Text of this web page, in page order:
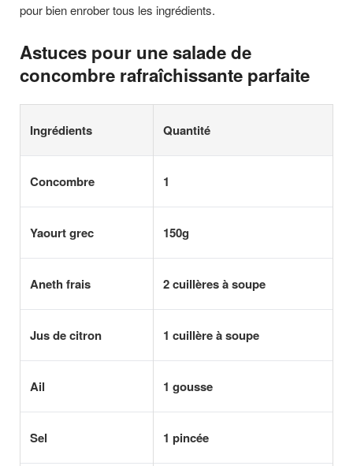
pour bien enrober tous les ingrédients.
Astuces pour une salade de
concombre rafraîchissante parfaite
Ingrédients Quantité
Concombre 1
Yaourt grec 150g
Aneth frais 2 cuillères à soupe
Jus de citron 1 cuillère à soupe
Ail 1 gousse
Sel 1 pincée